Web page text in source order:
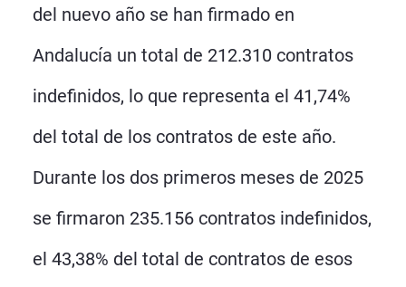
del nuevo año se han firmado en
Andalucía un total de 212.310 contratos
indefinidos, lo que representa el 41,74%
del total de los contratos de este año.
Durante los dos primeros meses de 2025
se firmaron 235.156 contratos indefinidos,
el 43,38% del total de contratos de esos